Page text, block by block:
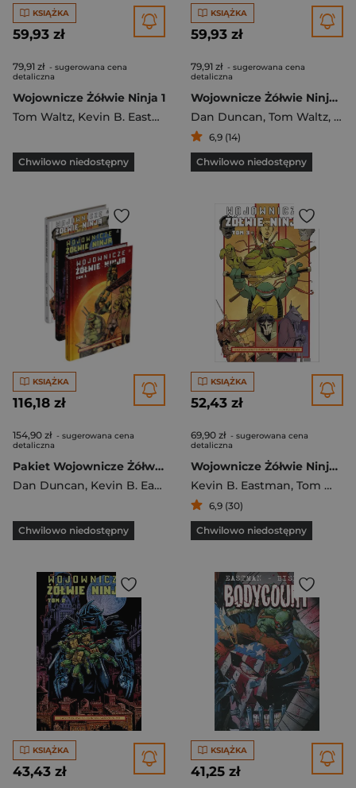
KSIĄŻKA
59,93 zł
79,91 zł - sugerowana cena
detaliczna
Wojownicze Żółwie Ninja 1
Tom Waltz, Kevin B. Eastman Dan Duncan
Chwilowo niedostępny
KSIĄŻKA
59,93 zł
79,91 zł - sugerowana cena
detaliczna
Wojownicze Żółwie Ninja. Tom 4
Dan Duncan, Tom Waltz,
6,9 (14)
Chwilowo niedostępny
KSIĄŻKA
116,18 zł
154,90 zł - sugerowana cena
detaliczna
Pakiet Wojownicze Żółwie Ninja. Tomy 1-3
Dan Duncan, Kevin B. Eastman ,Tom Waltz
Chwilowo niedostępny
KSIĄŻKA
52,43 zł
69,90 zł - sugerowana cena
detaliczna
Wojownicze Żółwie Ninja Tom 3
Kevin B. Eastman, Tom Waltz
6,9 (30)
Chwilowo niedostępny
KSIĄŻKA
43,43 zł
KSIĄŻKA
41,25 zł